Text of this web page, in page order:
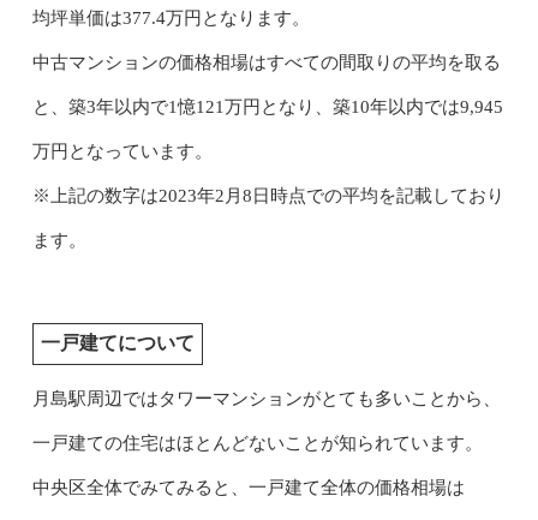
均坪単価は377.4万円となります。
中古マンションの価格相場はすべての間取りの平均を取る
と、築3年以内で1憶121万円となり、築10年以内では9,945
万円となっています。
※上記の数字は2023年2月8日時点での平均を記載しており
ます。
一戸建てについて
月島駅周辺ではタワーマンションがとても多いことから、
一戸建ての住宅はほとんどないことが知られています。
中央区全体でみてみると、一戸建て全体の価格相場は